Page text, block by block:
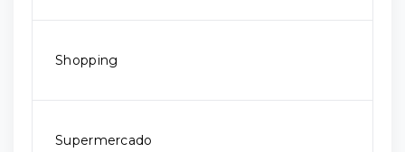
Shopping
Supermercado